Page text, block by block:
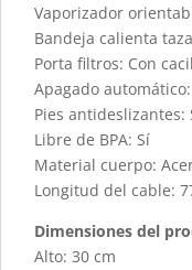
Vaporizador
Bandeja calienta
Porta filtros: Con
Apagado
Pies antideslizantes:
Libre de BPA: Sí
Material cuerpo:
Longitud del cable:
Dimensiones del
Alto: 30 cm